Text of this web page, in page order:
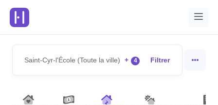
Saint-Cyr-l'École (Toute la ville) + 4 Filtrer